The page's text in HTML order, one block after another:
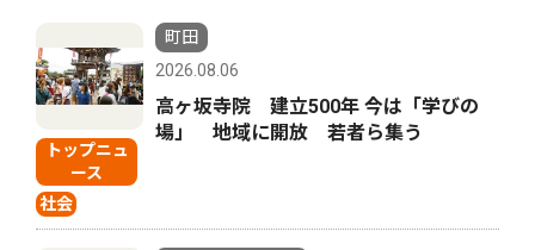
トップニュ
ース
社会
町田
2026.08.06
高ヶ坂寺院 建立500年 今は「学びの
場」 地域に開放 若者ら集う